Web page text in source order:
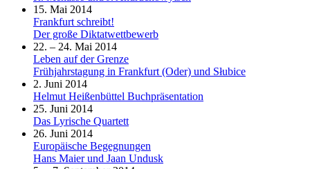
15. Mai 2014
Frankfurt schreibt!
Der große Diktatwettbewerb
22. – 24. Mai 2014
Leben auf der Grenze
Frühjahrstagung in Frankfurt (Oder) und Słubice
2. Juni 2014
Helmut Heißenbüttel Buchpräsentation
25. Juni 2014
Das Lyrische Quartett
26. Juni 2014
Europäische Begegnungen
Hans Maier und Jaan Undusk